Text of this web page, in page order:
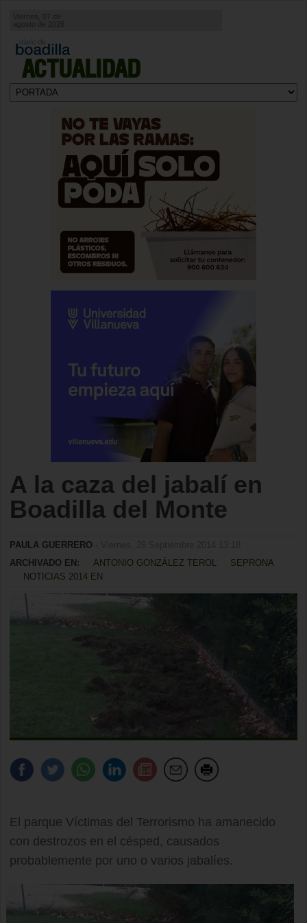
ACTUALIDAD
agosto de 2026
A la caza del jabalí en
Boadilla del Monte
PAULA GUERRERO
ARCHIVADO EN:
ANTONIO GONZÁLEZ TEROL
SEPRONA
NOTICIAS 2014 EN
El parque Víctimas del Terrorismo ha amanecido
con destrozos en el césped, causados
probablemente por uno o varios jabalíes.